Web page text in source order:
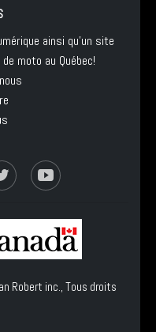
ainsi qu'un site
moto au Québec!
Robert inc., Tous droits